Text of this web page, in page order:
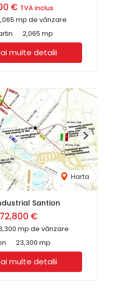
€ TVA inclus
mp de vânzare
2,065 mp
multe detalii
Harta
Next
Santion
€
mp de vânzare
23,300 mp
multe detalii